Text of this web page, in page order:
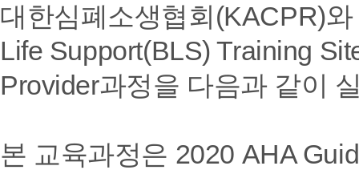
대한심폐소생협회(KACPR)
Life Support(BLS) Training
Provider과정을 다음과 같이
본 교육과정은 2020 AHA